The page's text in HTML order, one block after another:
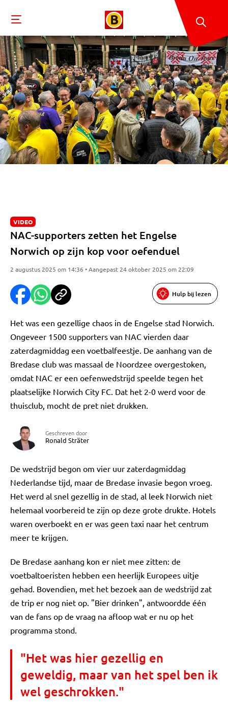
VIDEO
NAC-supporters zetten het Engelse
Norwich op zijn kop voor oefenduel
2 augustus 2025 om 14:36 • Aangepast 24 oktober 2025 om 22:09
Hulp bij lezen
Het was een gezellige chaos in de Engelse stad Norwich.
Ongeveer 1500 supporters van NAC vierden daar
zaterdagmiddag een voetbalfeestje. De aanhang van de
Bredase club was massaal de Noordzee overgestoken,
omdat NAC er een oefenwedstrijd speelde tegen het
plaatselijke Norwich City FC. Dat het 2-0 werd voor de
thuisclub, mocht de pret niet drukken.
Geschreven door
Ronald Sträter
De wedstrijd begon om vier uur zaterdagmiddag
Nederlandse tijd, maar de Bredase invasie begon vroeg.
Het werd al snel gezellig in de stad, al leek Norwich niet
helemaal voorbereid te zijn op deze grote drukte. Hotels
waren overboekt en er was geen taxi naar het centrum
meer te krijgen.
De Bredase aanhang kon er niet mee zitten: de
voetbaltoeristen hebben een heerlijk Europees uitje
gehad. Bovendien, met het bezoek aan de wedstrijd zat
de trip er nog niet op. "Bier drinken", antwoordde één
van de fans op de vraag na afloop wat er nu op het
programma stond.
"Het was hier gezellig en
geweldig, maar van het spel ben ik
wel geschrokken."